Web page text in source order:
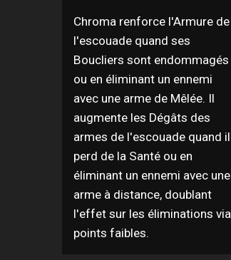
Chroma renforce l'Armure de
l'escouade quand ses
Boucliers sont endommagés
ou en éliminant un ennemi
avec une arme de Mêlée. Il
augmente les Dégâts des
armes de l'escouade quand il
perd de la Santé ou en
éliminant un ennemi avec une
arme à distance, doublant
l'effet sur les éliminations via
points faibles.